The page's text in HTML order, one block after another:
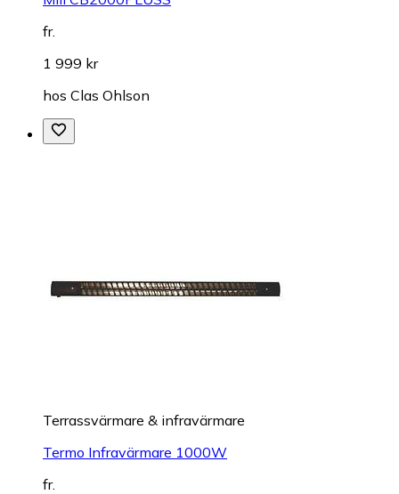
fr.
1 999 kr
hos Clas Ohlson
Terrassvärmare & infravärmare
Termo Infravärmare 1000W
fr.